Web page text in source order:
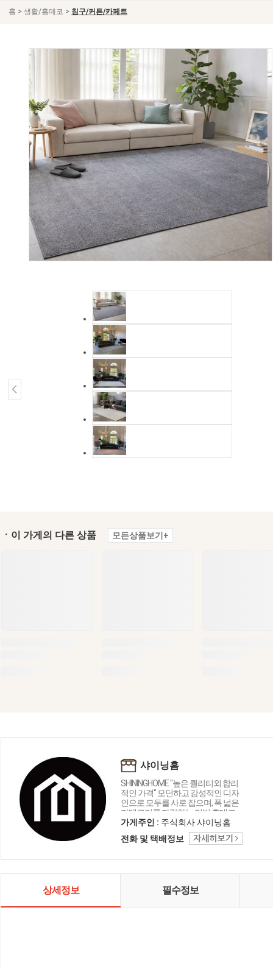
홈 > 생활/홈데코 > 침구/커튼/카페트
ㆍ이 가게의 다른 상품 모든상품보기+
샤이닝홈
SHININGHOME "높은 퀄리티외 합리
적인 가격" 모던하고 감성적인 디자
인으로 모두를 사로 잡으며, 폭 넓은
카테고리를 자랑하는 리빙 홈데코
인테리어 샤이닝홈입니다.
가게주인 : 주식회사 샤이닝홈
전화 및 택배정보
상세정보 필수정보